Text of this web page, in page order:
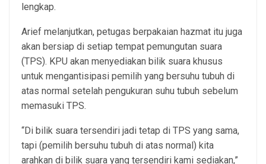
lengkap.
Arief melanjutkan, petugas berpakaian hazmat itu juga
akan bersiap di setiap tempat pemungutan suara
(TPS). KPU akan menyediakan bilik suara khusus
untuk mengantisipasi pemilih yang bersuhu tubuh di
atas normal setelah pengukuran suhu tubuh sebelum
memasuki TPS.
“Di bilik suara tersendiri jadi tetap di TPS yang sama,
tapi (pemilih bersuhu tubuh di atas normal) kita
arahkan di bilik suara yang tersendiri kami sediakan,”